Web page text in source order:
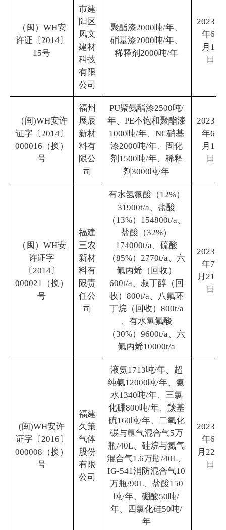
（闽）WH安
许证〔2014〕
15号
市建
阳区
凤文
建材
科技
有限
公司
聚酯漆2000吨/年、
硝基漆2000吨/年、
稀释剂2000吨/年
2023
年6
月1
日
（闽)WH安许
证字〔2014〕
000016（换）
号
福州
展辰
新材
料有
限公
司
PU聚氨酯漆2500吨/
年、PE不饱和聚酯漆
1000吨/年、NC硝基
漆2000吨/年、固化
剂1500吨/年、稀释
剂3000吨/年
2023
年6
月1
日
（闽）WH安
许证字
〔2014〕
000021（换）
号
福建
三农
新材
料有
限责
任公
司
有水氢氟酸（12%）
31900t/a、盐酸
（13%）154800t/a、
盐酸（32%）
174000t/a、硫酸
（85%）2770t/a、六
氟丙烯（回收）
600t/a、叔丁醇（回
收）800t/a、八氟环
丁烷（回收）800t/a
、有水氢氟酸
（30%）9600t/a、六
氟丙烯10000t/a
2023
年7
月21
日
(闽)WH安许
证字〔2016〕
000008（换）
号
福建
久策
气体
股份
有限
公司
液氨1713吨/年、超
纯氨12000吨/年、氨
水1340吨/年、三氯
化硼800吨/年、羰基
硫160吨/年、二氧化
碳与氩气混合气5万
瓶/40L、硅烷与氮气
混合气1.6万瓶/40L、
IG-541消防混合气10
万瓶/90L、盐酸150
吨/年、硼酸50吨/
年、四氯化硅50吨/
年
2023
年6
月22
日